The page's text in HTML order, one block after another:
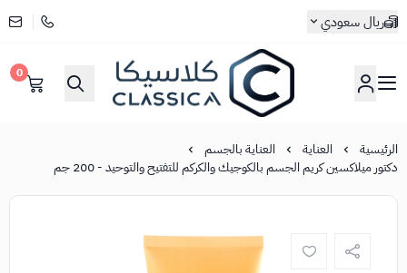
ريال سعودي
كلاسيكا
0
الرئيسية العناية
العناية بالجسم
دكتور ميلاكسين كريم الجسم بالكوجيك والكركم للتفتيح والتوحيد - 200 جم